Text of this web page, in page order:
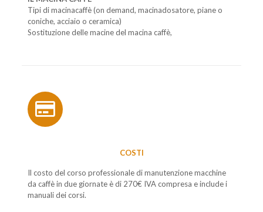
Tipi di macinacaffè (on demand, macinadosatore, piane o
coniche, acciaio o ceramica)
Sostituzione delle macine del macina caffè,
COSTI
Il costo del corso professionale di manutenzione macchine
da caffè in due giornate è di 270€ IVA compresa e include i
manuali dei corsi.